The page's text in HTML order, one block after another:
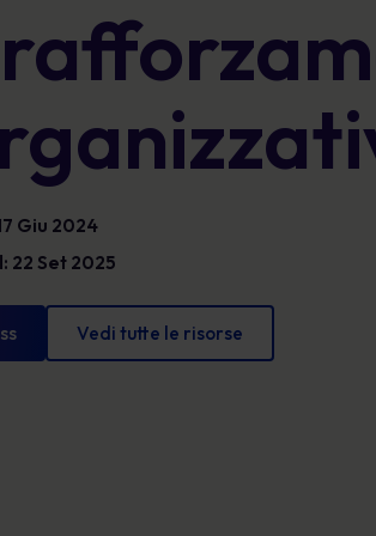
progressi misurabili.
e
informatica che devi
Immagini
Giu 2024
22 Set 2025
Vedi tutte le risorse